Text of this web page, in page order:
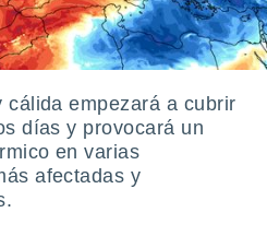
cálida empezará a cubrir
días y provocará un
en varias
afectadas y